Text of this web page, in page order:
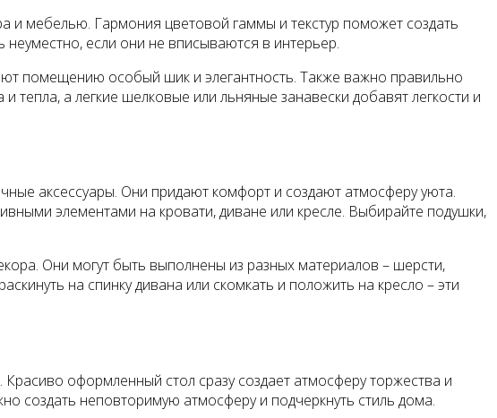
и мебелью. Гармония цветовой гаммы и текстур поможет создать
если они не вписываются в интерьер.
помещению особый шик и элегантность. Также важно правильно
а легкие шелковые или льняные занавески добавят легкости и
аксессуары. Они придают комфорт и создают атмосферу уюта.
элементами на кровати, диване или кресле. Выбирайте подушки,
Они могут быть выполнены из разных материалов – шерсти,
на спинку дивана или скомкать и положить на кресло – эти
оформленный стол сразу создает атмосферу торжества и
создать неповторимую атмосферу и подчеркнуть стиль дома.